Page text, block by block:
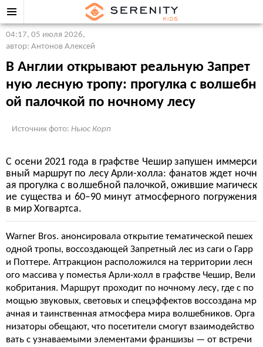
04:17, 05 июля 2026,
автор: Антонов Алексей
В Англии открывают реальную Запрет
ную лесную тропу: прогулка с волшебн
ой палочкой по ночному лесу
Источник фото: Ньюс Корп
С осени 2021 года в графстве Чешир запушен иммерси
вный маршрут по лесу Арли-холла: фанатов ждет ночн
ая прогулка с волшебной палочкой, ожившие магическ
ие существа и 60–90 минут атмосферного погружения
в мир Хогвартса.
Warner Bros. анонсировала открытие тематической пешех
одной тропы, воссоздающей Запретный лес из саги о Гарр
и Поттере. Аттракцион расположился на территории лесн
ого массива у поместья Арли-холл в графстве Чешир, Вели
кобритания. Маршрут проходит по ночному лесу, где с по
мощью звуковых, световых и спецэффектов воссоздана мр
ачная и таинственная атмосфера мира волшебников. Орга
низаторы обещают, что посетители смогут взаимодейство
вать с узнаваемыми элементами франшизы — от встречи